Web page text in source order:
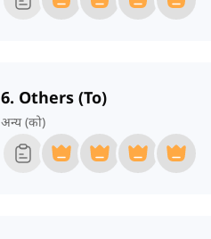
6. Others (To)
अन्य (को)